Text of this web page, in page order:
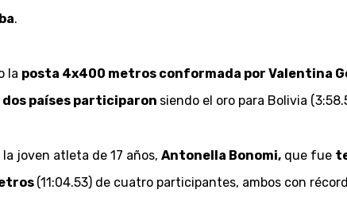
.
la posta 4x400 metros conformada por Valentina
dos países participaron siendo el oro para Bolivia
joven atleta de 17 años, Antonella Bonomi, que fue
(11:04.53) de cuatro participantes, ambos con